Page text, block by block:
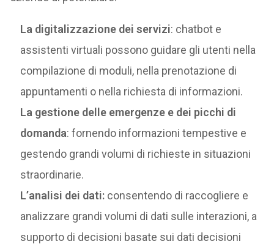
La digitalizzazione dei servizi: chatbot e
assistenti virtuali possono guidare gli utenti nella
compilazione di moduli, nella prenotazione di
appuntamenti o nella richiesta di informazioni.
La gestione delle emergenze e dei picchi di
domanda: fornendo informazioni tempestive e
gestendo grandi volumi di richieste in situazioni
straordinarie.
L’analisi dei dati: consentendo di raccogliere e
analizzare grandi volumi di dati sulle interazioni, a
supporto di decisioni basate sui dati decisioni